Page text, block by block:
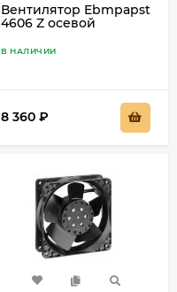
Вентилятор Ebmpapst
4606 Z осевой
В НАЛИЧИИ
8 360